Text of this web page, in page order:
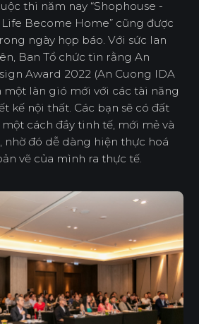
thi năm nay “Shophouse -
Become Home” cũng được
ngày họp báo. Với sức lan
Ban Tổ chức tin rằng An
Award 2022 (An Cuong IDA
một làn gió mới với các tài năng
kế nội thất. Các bạn sẽ có đất
cách đầy tinh tế, mới mẻ và
đó dễ dàng hiện thực hoá
vẽ của mình ra thực tế.